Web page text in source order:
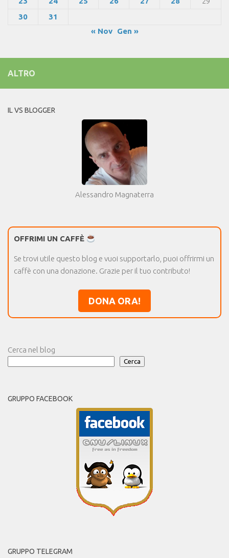
30
31
« Nov
Gen »
ALTRO
IL VS BLOGGER
Alessandro Magnaterra
OFFRIMI UN CAFFÈ
Se trovi utile questo blog e vuoi supportarlo, puoi offrirmi un
caffè con una donazione. Grazie per il tuo contributo!
DONA ORA!
Cerca nel blog
Cerca
GRUPPO FACEBOOK
GRUPPO TELEGRAM